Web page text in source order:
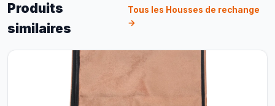
Produits
similaires
Tous les Housses de rechange
→